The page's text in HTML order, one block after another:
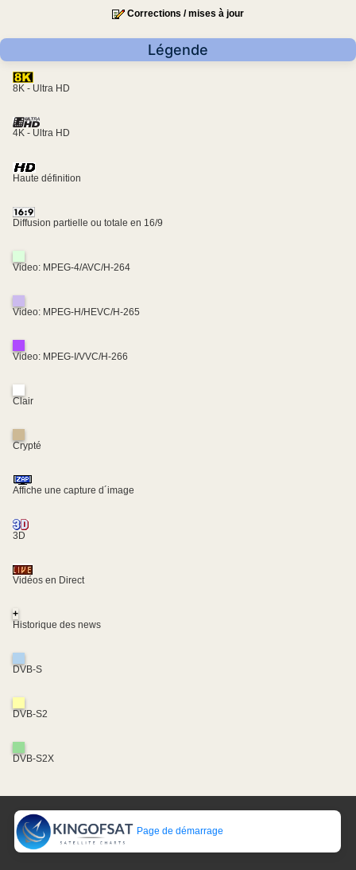
Corrections / mises à jour
Légende
8K - Ultra HD
4K - Ultra HD
Haute définition
Diffusion partielle ou totale en 16/9
Video: MPEG-4/AVC/H-264
Video: MPEG-H/HEVC/H-265
Video: MPEG-I/VVC/H-266
Clair
Crypté
Affiche une capture d´image
3D
Vidéos en Direct
+
Historique des news
DVB-S
DVB-S2
DVB-S2X
Page de démarrage